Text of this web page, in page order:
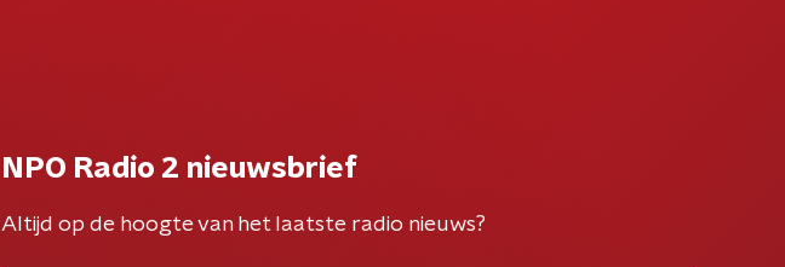
NPO Radio 2 nieuwsbrief
Altijd op de hoogte van het laatste radio nieuws?